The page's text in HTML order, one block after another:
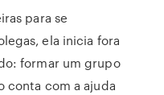
para se
ela inicia fora
formar um grupo
conta com a ajuda